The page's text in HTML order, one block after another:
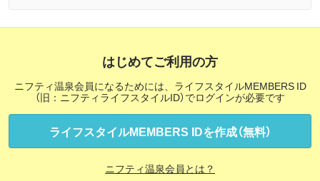
はじめてご利用の方
ニフティ温泉会員になるためには、ライフスタイルMEMBERS ID
（旧：ニフティライフスタイルID）でログインが必要です
ライフスタイルMEMBERS IDを作成（無料）
ニフティ温泉会員とは？